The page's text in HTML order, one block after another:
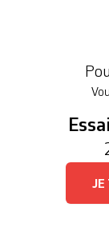
à ­l’absence
JE